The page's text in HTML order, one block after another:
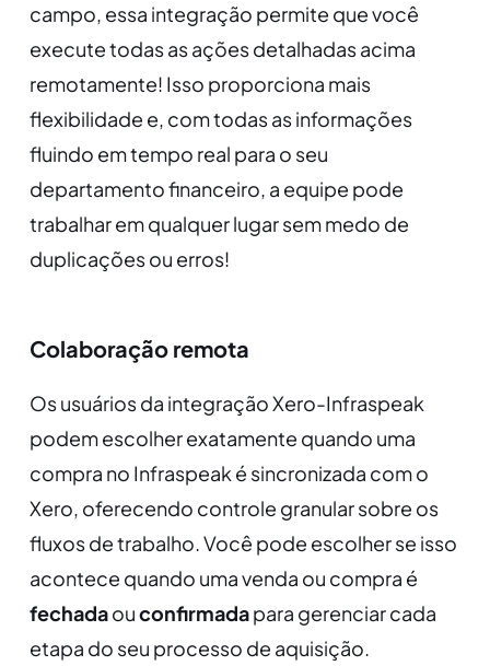
campo, essa integração permite que você
execute todas as ações detalhadas acima
remotamente! Isso proporciona mais
flexibilidade e, com todas as informações
fluindo em tempo real para o seu
departamento financeiro, a equipe pode
trabalhar em qualquer lugar sem medo de
duplicações ou erros!
Colaboração remota
Os usuários da integração Xero-Infraspeak
podem escolher exatamente quando uma
compra no Infraspeak é sincronizada com o
Xero, oferecendo controle granular sobre os
fluxos de trabalho. Você pode escolher se isso
acontece quando uma venda ou compra é
fechadaouconfirmadapara gerenciar cada
etapa do seu processo de aquisição.